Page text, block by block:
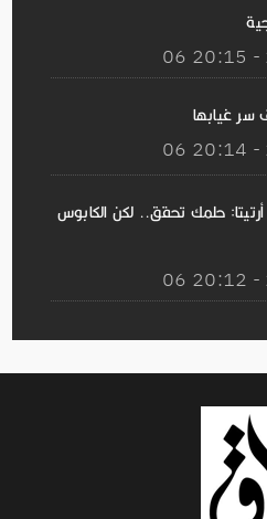
غيابها
حلمك تحقق.. لكن الكابوس